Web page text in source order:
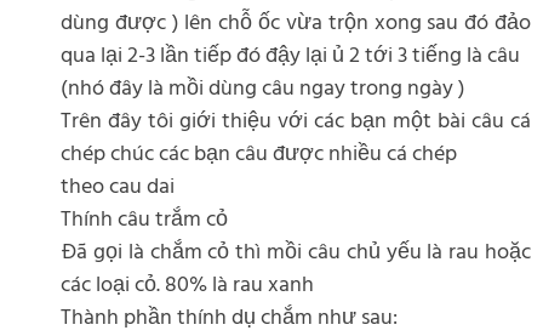
dùng được ) lên chỗ ốc vừa trộn xong sau đó đảo
qua lại 2-3 lần tiếp đó đậy lại ủ 2 tới 3 tiếng là câu
(nhó đây là mồi dùng câu ngay trong ngày )
Trên đây tôi giới thiệu với các bạn một bài câu cá
chép chúc các bạn câu được nhiều cá chép
theo cau dai
Thính câu trắm cỏ
Đã gọi là chắm cỏ thì mồi câu chủ yếu là rau hoặc
các loại cỏ. 80% là rau xanh
Thành phần thính dụ chắm như sau: